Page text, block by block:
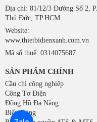
Địa chỉ: 81/12/3 Đường Số 2, P.
Thủ Đức, TP.HCM
Website:
www.thietbidienxanh.com.vn
Mã số thuế: 0314075687
SẢN PHẨM CHÍNH
Cầu chì công nghiệp
Công Tơ Điện
Đồng Hồ Đa Năng
Biến Dòng